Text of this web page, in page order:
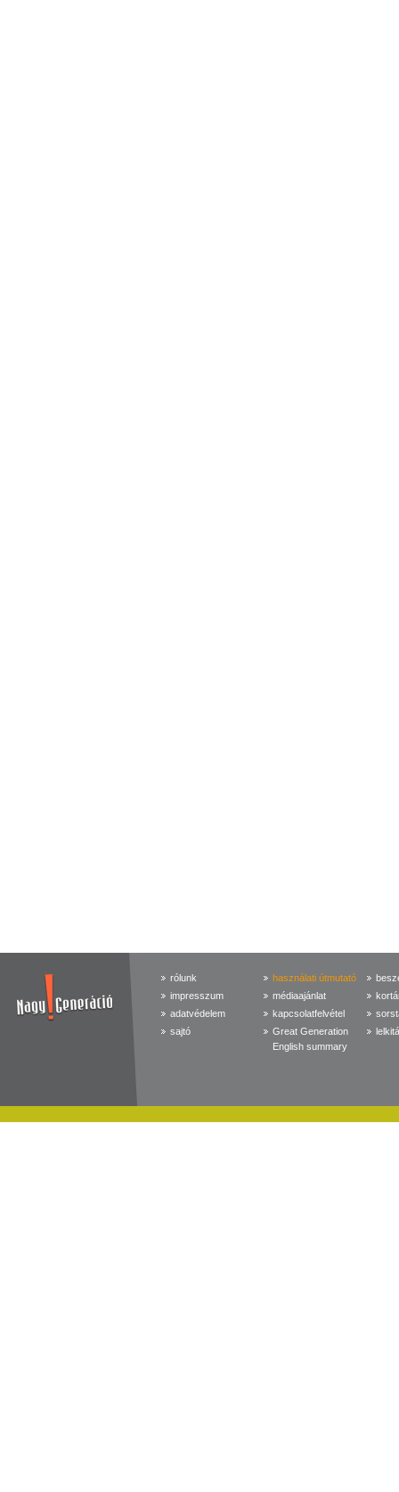
rólunk
impresszum
adatvédelem
sajtó
használati útmutató
médiaajánlat
kapcsolatfelvétel
Great Generation
English summary